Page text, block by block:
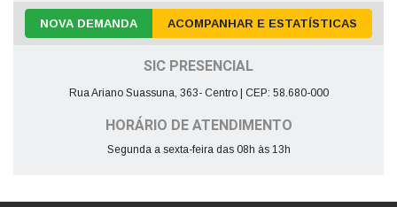
NOVA DEMANDA ACOMPANHAR E ESTATÍSTICAS
SIC PRESENCIAL
Rua Ariano Suassuna, 363- Centro | CEP: 58.680-000
HORÁRIO DE ATENDIMENTO
Segunda a sexta-feira das 08h às 13h